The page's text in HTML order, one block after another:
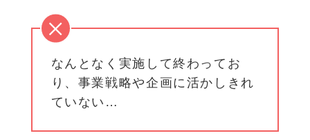
なんとなく実施して終わってお
り、事業戦略や企画に活かしきれ
ていない…